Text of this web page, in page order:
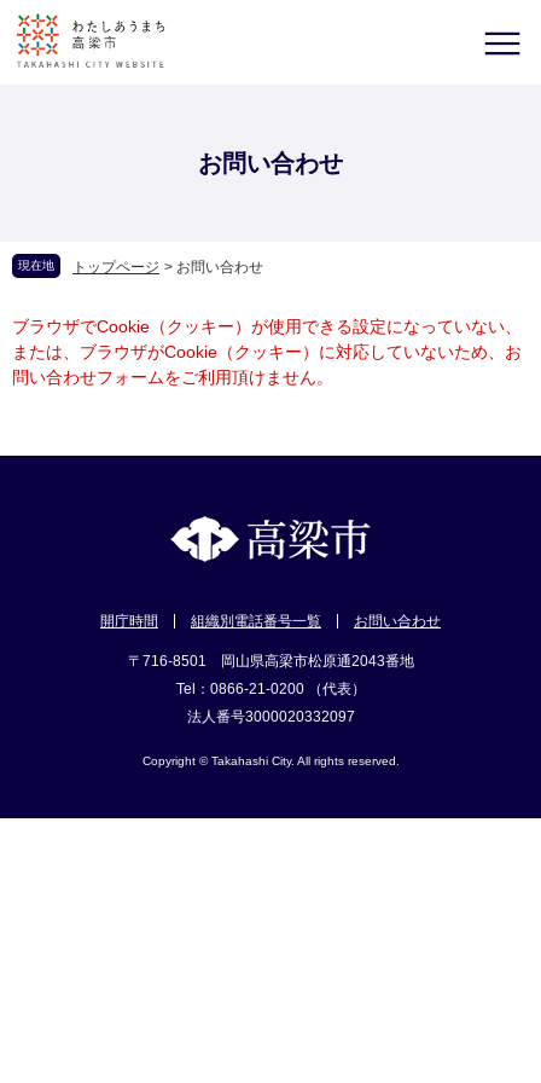
お問い合わせ
現在地 トップページ > お問い合わせ
ブラウザでCookie（クッキー）が使用できる設定になっていない、
または、ブラウザがCookie（クッキー）に対応していないため、お
問い合わせフォームをご利用頂けません。
開庁時間 組織別電話番号一覧 お問い合わせ
〒716-8501 岡山県高梁市松原通2043番地
Tel：0866-21-0200 （代表）
法人番号3000020332097
Copyright © Takahashi City. All rights reserved.